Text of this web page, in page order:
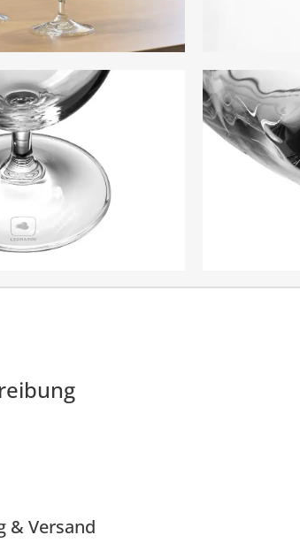
& Versand